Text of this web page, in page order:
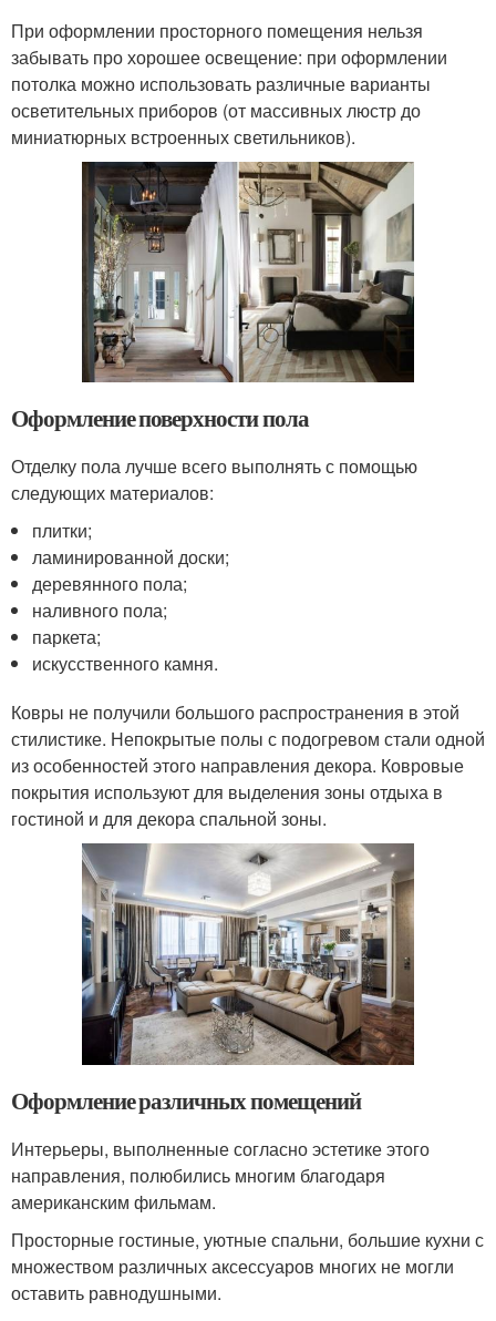
При оформлении просторного помещения нельзя
забывать про хорошее освещение: при оформлении
потолка можно использовать различные варианты
осветительных приборов (от массивных люстр до
миниатюрных встроенных светильников).
Оформление поверхности пола
Отделку пола лучше всего выполнять с помощью
следующих материалов:
плитки;
ламинированной доски;
деревянного пола;
наливного пола;
паркета;
искусственного камня.
Ковры не получили большого распространения в этой
стилистике. Непокрытые полы с подогревом стали одной
из особенностей этого направления декора. Ковровые
покрытия используют для выделения зоны отдыха в
гостиной и для декора спальной зоны.
Оформление различных помещений
Интерьеры, выполненные согласно эстетике этого
направления, полюбились многим благодаря
американским фильмам.
Просторные гостиные, уютные спальни, большие кухни с
множеством различных аксессуаров многих не могли
оставить равнодушными.